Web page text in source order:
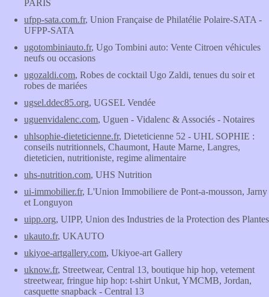
PARIS
ufpp-sata.com.fr, Union Française de Philatélie Polaire-SATA -
UFPP-SATA
ugotombiniauto.fr, Ugo Tombini auto: Vente Citroen véhicules
neufs ou occasions
ugozaldi.com, Robes de cocktail Ugo Zaldi, tenues du soir et
robes de mariées
ugsel.ddec85.org, UGSEL Vendée
uguenvidalenc.com, Uguen - Vidalenc & Associés - Notaires
uhlsophie-dieteticienne.fr, Dieteticienne 52 - UHL SOPHIE :
conseils nutritionnels, Chaumont, Haute Marne, Langres,
dieteticien, nutritioniste, regime alimentaire
uhs-nutrition.com, UHS Nutrition
ui-immobilier.fr, L'Union Immobiliere de Pont-a-mousson, Jarny
et Longuyon
uipp.org, UIPP, Union des Industries de la Protection des Plantes
ukauto.fr, UKAUTO
ukiyoe-artgallery.com, Ukiyoe-art Gallery
uknow.fr, Streetwear, Central 13, boutique hip hop, vetement
streetwear, fringue hip hop: t-shirt Unkut, YMCMB, Jordan,
casquette snapback - Central 13